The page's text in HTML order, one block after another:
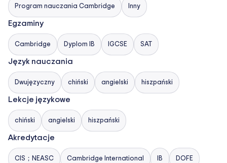
Program nauczania Cambridge Inny
Egzaminy
Cambridge Dyplom IB IGCSE SAT
Język nauczania
Dwujęzyczny chiński angielski hiszpański
Lekcje językowe
chiński angielski hiszpański
Akredytacje
CIS；NEASC Cambridge International IB DOFE